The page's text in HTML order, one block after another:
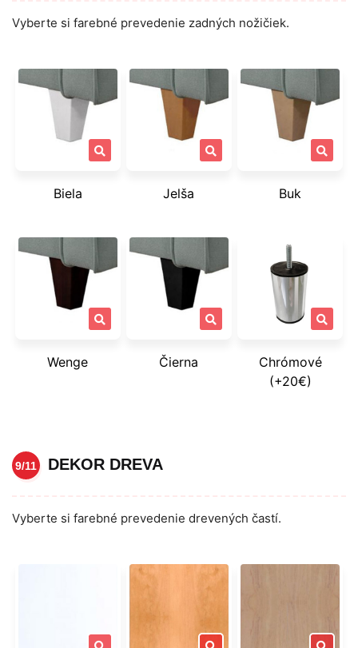
Vyberte si farebné prevedenie zadných nožičiek.
Biela Jelša Buk
Wenge Čierna
Chrómové
(+20€)
9/11 DEKOR DREVA
Vyberte si farebné prevedenie drevených častí.